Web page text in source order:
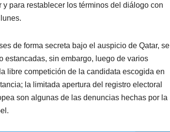
para restablecer los términos del diálogo con
de forma secreta bajo el auspicio de Qatar, se
estancadas, sin embargo, luego de varios
libre competición de la candidata escogida en
la limitada apertura del registro electoral
son algunas de las denuncias hechas por la